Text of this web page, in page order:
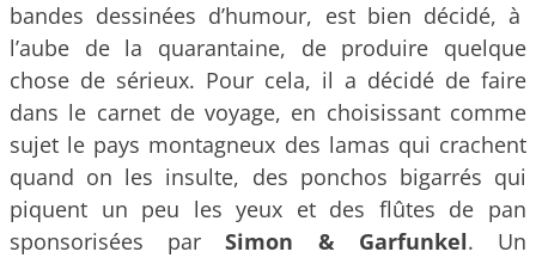
bandes dessinées d’humour, est bien décidé, à
l’aube de la quarantaine, de produire quelque
chose de sérieux. Pour cela, il a décidé de faire
dans le carnet de voyage, en choisissant comme
sujet le pays montagneux des lamas qui crachent
quand on les insulte, des ponchos bigarrés qui
piquent un peu les yeux et des flûtes de pan
sponsorisées parSimon & Garfunkel. Un